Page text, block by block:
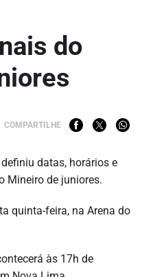
do
COMPARTILHE
datas, horários e
Mineiro de juniores.
quinta-feira, na Arena do
às 17h de